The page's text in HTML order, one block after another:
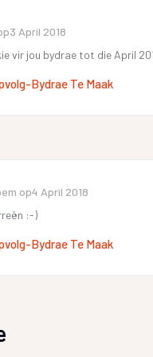
3 April 2018
vir jou bydrae tot die April
Bydrae Te Maak
op4 April 2018
:-)
Bydrae Te Maak